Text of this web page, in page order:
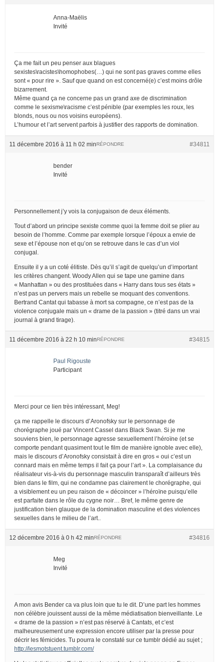
Anna-Maëlis
Invité
Ça me fait un peu penser aux blagues
sexistes\racistes\homophobes(…) qui ne sont pas graves comme elles
sont « pour rire ». Sauf que quand on est concerné(e) c’est moins drôle
bizarrement.
Même quand ça ne concerne pas un grand axe de discrimination
comme le sexisme\racisme c’est pénible (par exemples les roux, les
blonds, nous ou nos voisins européens).
L’humour et l’art servent parfois à justifier des rapports de domination.
11 décembre 2016 à 11 h 02 min #34811
RÉPONDRE
bender
Invité
Personnellement j’y vois la conjugaison de deux éléments.
Tout d’abord un principe sexiste comme quoi la femme doit se plier au
besoin de l’homme. Comme par exemple lorsque l’époux a envie de
sexe et l’épouse non et qu’on se retrouve dans le cas d’un viol
conjugal.
Ensuite il y a un coté élitiste. Dès qu’il s’agit de quelqu’un d’important
les critères changent. Woody Allen qui se tape une gamine dans
« Manhattan » ou des prostituées dans « Harry dans tous ses états »
n’est pas un pervers mais un rebelle se moquant des conventions.
Bertrand Cantat qui tabasse à mort sa compagne, ce n’est pas de la
violence conjugale mais un « drame de la passion » (titré dans un vrai
journal à grand tirage).
11 décembre 2016 à 22 h 10 min #34815
RÉPONDRE
Paul Rigouste
Participant
Merci pour ce lien très intéressant, Meg!
ça me rappelle le discours d’Aronofsky sur le personnage de
chorégraphe joué par Vincent Cassel dans Black Swan. Si je me
souviens bien, le personnage agresse sexuellement l’héroïne (et se
comporte pendant quasiment tout le film de manière ignoble avec elle),
mais le discours d’Aronofsky consistait à dire en gros « oui c’est un
connard mais en même temps il fait ça pour l’art ». La complaisance du
réalisateur vis-à-vis du personnage masculin transparaît d’ailleurs très
bien dans le film, qui ne condamne pas clairement le chorégraphe, qui
a visiblement eu un peu raison de « décoincer » l’héroïne puisqu’elle
est parfaite dans le rôle du cygne noir… Bref, le même genre de
justification bien glauque de la domination masculine et des violences
sexuelles dans le milieu de l’art..
12 décembre 2016 à 0 h 42 min #34816
RÉPONDRE
Meg
Invité
A mon avis Bender ca va plus loin que tu le dit. D’une part les hommes
non célèbre jouissent aussi de la même médiatisation bienveillante. Le
« drame de la passion » n’est pas réservé à Cantats, et c’est
malheureusement une expression encore utiliser par la presse pour
décrir les fémicides. Tu pourra le constaté sur ce tumblr dédié au sujet ;
http://lesmotstuent.tumblr.com/